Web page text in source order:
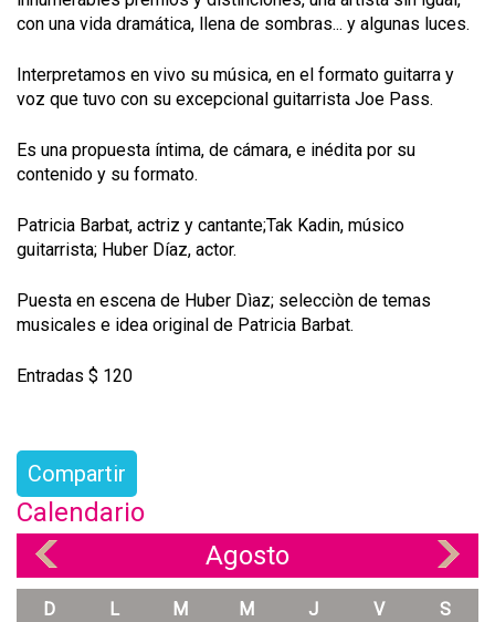
con una vida dramática, llena de sombras... y algunas luces.
Interpretamos en vivo su música, en el formato guitarra y
voz que tuvo con su excepcional guitarrista Joe Pass.
Es una propuesta íntima, de cámara, e inédita por su
contenido y su formato.
Patricia Barbat, actriz y cantante;Tak Kadin, músico
guitarrista; Huber Díaz, actor.
Puesta en escena de Huber Dìaz; selecciòn de temas
musicales e idea original de Patricia Barbat.
Entradas $ 120
Compartir
Calendario
Agosto
D L M M J V S